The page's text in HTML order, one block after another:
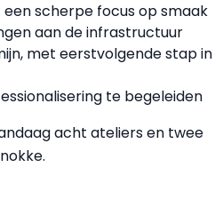
scherpe focus op smaak
aan de infrastructuur
met eerstvolgende stap in
te begeleiden
acht ateliers en twee